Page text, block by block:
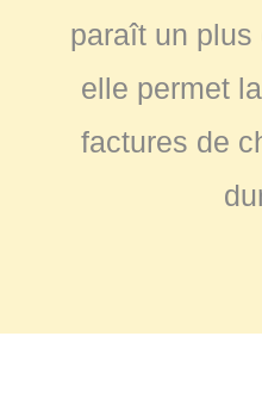
paraît un plus
elle permet
factures de